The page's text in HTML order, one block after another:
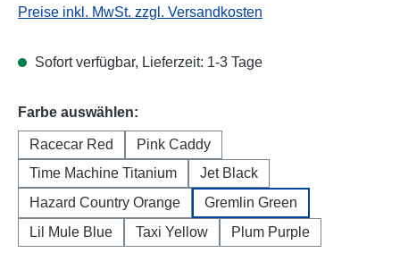
Preise inkl. MwSt. zzgl. Versandkosten
Sofort verfügbar, Lieferzeit: 1-3 Tage
Farbe auswählen:
Racecar Red
Pink Caddy
Time Machine Titanium
Jet Black
Hazard Country Orange
Gremlin Green
Lil Mule Blue
Taxi Yellow Plum Purple